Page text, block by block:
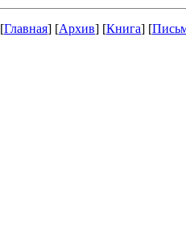
[Главная] [Архив] [Книга] [